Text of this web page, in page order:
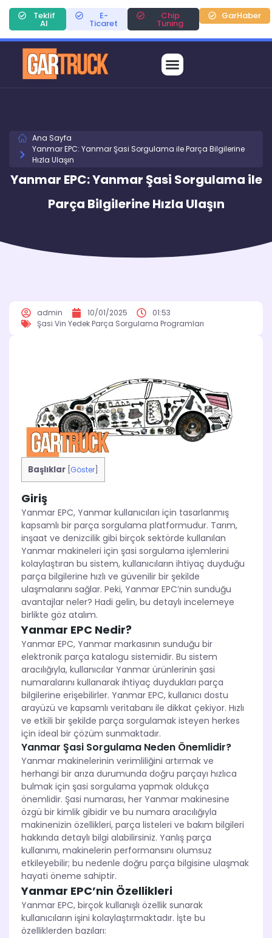
Teklif
Al
E-
Ticaret
Chip
Tuning
GarHaber
Ana Sayfa
Yanmar EPC: Yanmar Şasi Sorgulama ile Parça Bilgilerine
Hızla Ulaşın
Yanmar EPC: Yanmar Şasi Sorgulama ile
Parça Bilgilerine Hızla Ulaşın
admin 10/01/2025
01:53
Şasi Vin Yedek Parça Sorgulama Programları
Başlıklar Göster
Giriş
Yanmar EPC, Yanmar kullanıcıları için tasarlanmış
kapsamlı bir parça sorgulama platformudur. Tarım,
inşaat ve denizcilik gibi birçok sektörde kullanılan
Yanmar makineleri için şasi sorgulama işlemlerini
kolaylaştıran bu sistem, kullanıcıların ihtiyaç duyduğu
parça bilgilerine hızlı ve güvenilir bir şekilde
ulaşmalarını sağlar. Peki, Yanmar EPC’nin sunduğu
avantajlar neler? Hadi gelin, bu detaylı incelemeye
birlikte göz atalım.
Yanmar EPC Nedir?
Yanmar EPC, Yanmar markasının sunduğu bir
elektronik parça katalogu sistemidir. Bu sistem
aracılığıyla, kullanıcılar Yanmar ürünlerinin şasi
numaralarını kullanarak ihtiyaç duydukları parça
bilgilerine erişebilirler. Yanmar EPC, kullanıcı dostu
arayüzü ve kapsamlı veritabanı ile dikkat çekiyor. Hızlı
ve etkili bir şekilde parça sorgulamak isteyen herkes
için ideal bir çözüm sunmaktadır.
Yanmar Şasi Sorgulama Neden Önemlidir?
Yanmar makinelerinin verimliliğini artırmak ve
herhangi bir arıza durumunda doğru parçayı hızlıca
bulmak için şasi sorgulama yapmak oldukça
önemlidir. Şasi numarası, her Yanmar makinesine
özgü bir kimlik gibidir ve bu numara aracılığıyla
makinenizin özellikleri, parça listeleri ve bakım bilgileri
hakkında detaylı bilgi alabilirsiniz. Yanlış parça
kullanımı, makinelerin performansını olumsuz
etkileyebilir; bu nedenle doğru parça bilgisine ulaşmak
hayati öneme sahiptir.
Yanmar EPC’nin Özellikleri
Yanmar EPC, birçok kullanışlı özellik sunarak
kullanıcıların işini kolaylaştırmaktadır. İşte bu
özelliklerden bazıları: